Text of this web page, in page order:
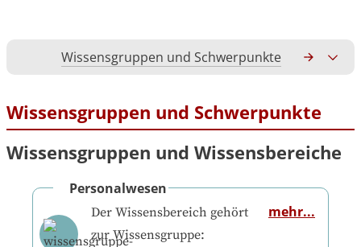
Wissensgruppen und Schwerpunkte
Wissensgruppen und Schwerpunkte
Wissensgruppen und Wissensbereiche
Personalwesen
Der Wissensbereich gehört
zur Wissensgruppe:
mehr...